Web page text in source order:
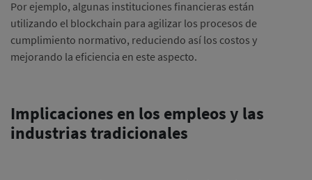
Por ejemplo, algunas instituciones financieras están
utilizando el blockchain para agilizar los procesos de
cumplimiento normativo, reduciendo así los costos y
mejorando la eficiencia en este aspecto.
Implicaciones en los empleos y las
industrias tradicionales